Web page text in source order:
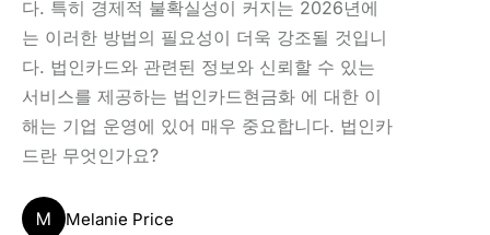
다. 특히 경제적 불확실성이 커지는 2026년에
는 이러한 방법의 필요성이 더욱 강조될 것입니
다. 법인카드와 관련된 정보와 신뢰할 수 있는
서비스를 제공하는 법인카드현금화 에 대한 이
해는 기업 운영에 있어 매우 중요합니다. 법인카
드란 무엇인가요?
M Melanie Price